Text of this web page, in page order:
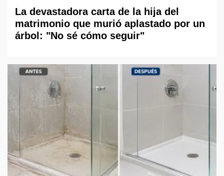
La devastadora carta de la hija del
matrimonio que murió aplastado por un
árbol: "No sé cómo seguir"